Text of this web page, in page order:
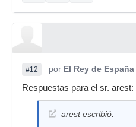
#12 por El Rey de España
Respuestas para el sr. arest:
arest escribió: